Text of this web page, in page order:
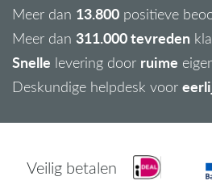
Meer dan 13.800 positieve
Meer dan 311.000 tevreden
Snelle levering door ruime
Deskundige helpdesk voor
Veilig betalen